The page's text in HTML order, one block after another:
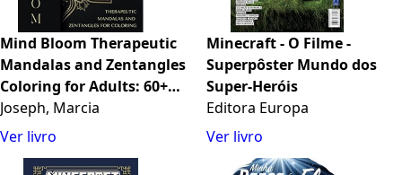
Mind Bloom Therapeutic
Mandalas and Zentangles
Coloring for Adults: 60+
Soothing Patterns for
Stroke, Dementia, Trauma
Joseph, Marcia
Ver livro
Minecraft - O Filme -
Superpôster Mundo dos
Super-Heróis
Editora Europa
Ver livro